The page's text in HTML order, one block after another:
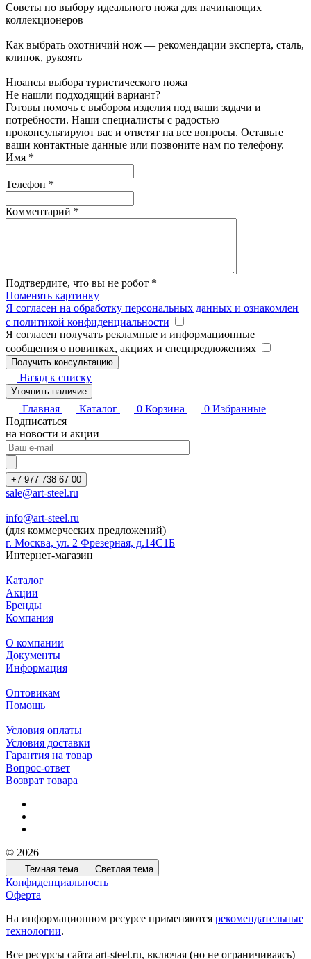
Советы по выбору идеального ножа для начинающих
коллекционеров
Как выбрать охотничий нож — рекомендации эксперта, сталь,
клинок, рукоять
Нюансы выбора туристического ножа
Не нашли подходящий вариант?
Готовы помочь с выбором изделия под ваши задачи и
потребности. Наши специалисты с радостью
проконсультируют вас и ответят на все вопросы. Оставьте
ваши контактные данные или позвоните нам по телефону.
Имя *
Телефон *
Комментарий *
Подтвердите, что вы не робот *
Поменять картинку
Я согласен на обработку персональных данных и ознакомлен
с политикой конфиденциальности
Я согласен получать рекламные и информационные
сообщения о новинках, акциях и спецпредложениях
Назад к списку
Уточнить наличие
Главная Каталог 0 Корзина 0 Избранные
Подписаться
на новости и акции
+7 977 738 67 00
sale@art-steel.ru
info@art-steel.ru
(для коммерческих предложений)
г. Москва, ул. 2 Фрезерная, д.14С1Б
Интернет-магазин
Каталог
Акции
Бренды
Компания
О компании
Документы
Информация
Оптовикам
Помощь
Условия оплаты
Условия доставки
Гарантия на товар
Вопрос-ответ
Возврат товара
© 2026
Темная тема Светлая тема
Конфиденциальность
Оферта
На информационном ресурсе применяются рекомендательные
технологии.
Все ресурсы сайта art-steel.ru, включая (но не ограничиваясь)